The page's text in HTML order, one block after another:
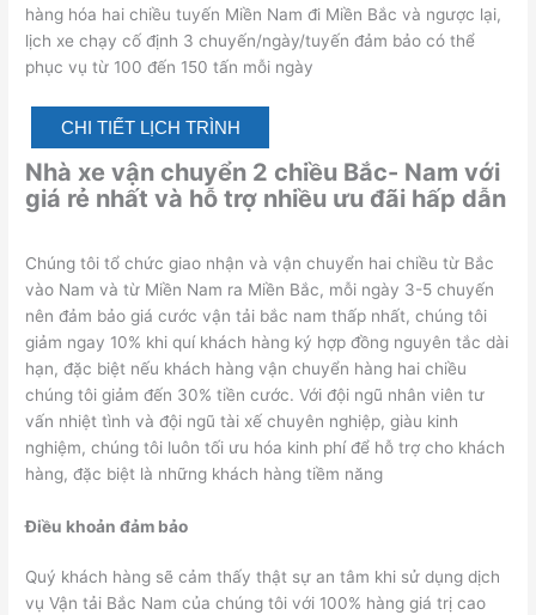
hàng hóa hai chiều tuyến Miền Nam đi Miền Bắc và ngược lại,
lịch xe chạy cố định 3 chuyến/ngày/tuyến đảm bảo có thể
phục vụ từ 100 đến 150 tấn mỗi ngày
CHI TIẾT LỊCH TRÌNH
Nhà xe vận chuyển 2 chiều Bắc- Nam với
giá rẻ nhất và hỗ trợ nhiều ưu đãi hấp dẫn
Chúng tôi tổ chức giao nhận và vận chuyển hai chiều từ Bắc
vào Nam và từ Miền Nam ra Miền Bắc, mỗi ngày 3-5 chuyến
nên đảm bảo giá cước vận tải bắc nam thấp nhất, chúng tôi
giảm ngay 10% khi quí khách hàng ký hợp đồng nguyên tắc dài
hạn, đặc biệt nếu khách hàng vận chuyển hàng hai chiều
chúng tôi giảm đến 30% tiền cước. Với đội ngũ nhân viên tư
vấn nhiệt tình và đội ngũ tài xế chuyên nghiệp, giàu kinh
nghiệm, chúng tôi luôn tối ưu hóa kinh phí để hỗ trợ cho khách
hàng, đặc biệt là những khách hàng tiềm năng
Điều khoản đảm bảo
Quý khách hàng sẽ cảm thấy thật sự an tâm khi sử dụng dịch
vụ Vận tải Bắc Nam của chúng tôi với 100% hàng giá trị cao